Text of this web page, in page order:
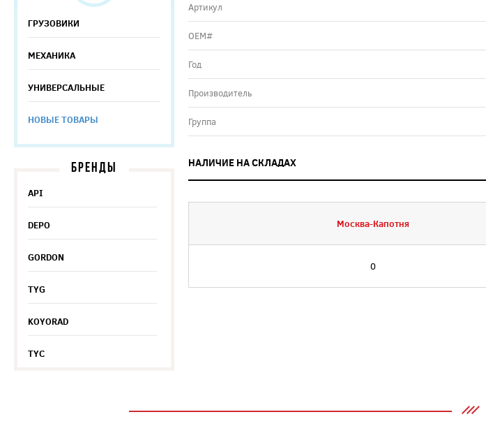
ГРУЗОВИКИ
МЕХАНИКА
УНИВЕРСАЛЬНЫЕ
НОВЫЕ ТОВАРЫ
БРЕНДЫ
API
DEPO
GORDON
TYG
KOYORAD
TYC
Артикул
ОЕМ#
Год
Производитель
Группа
НАЛИЧИЕ НА СКЛАДАХ
Москва-Капотня
0